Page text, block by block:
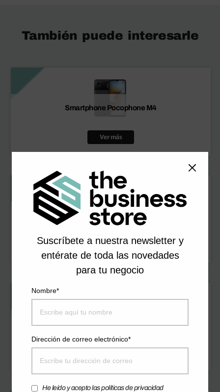
Suscríbete a nuestra newsletter y
entérate de toda las novedades
para tu negocio
Nombre*
Dirección de correo electrónico*
He leído y acepto las políticas de privacidad
También puede interesarle
Smartphone Pocophone M4
Ver más
SPC Reader Dickens Light Pro
Ver más